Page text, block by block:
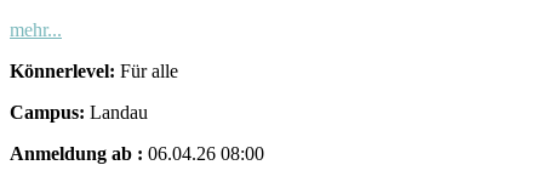
mehr...
Könnerlevel: Für alle
Campus: Landau
Anmeldung ab : 06.04.26 08:00